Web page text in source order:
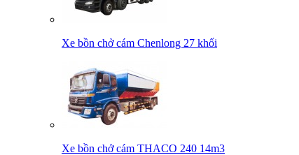
Xe bồn chở cám Chenlong 27 khối
Xe bồn chở cám THACO 240 14m3